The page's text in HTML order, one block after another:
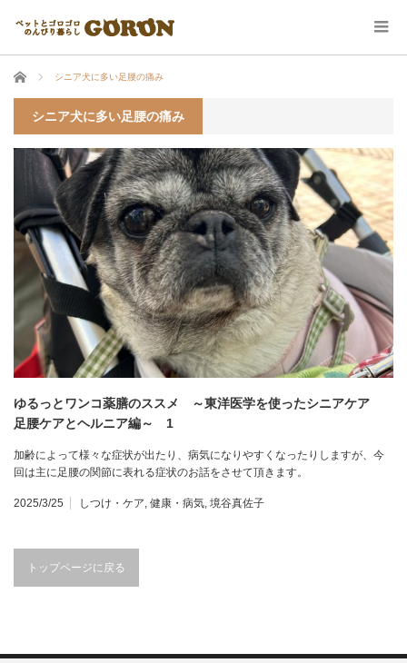
ホーム シニア犬に多い足腰の痛み
シニア犬に多い足腰の痛み
ゆるっとワンコ薬膳のススメ ～東洋医学を使ったシニアケア
足腰ケアとヘルニア編～ 1
加齢によって様々な症状が出たり、病気になりやすくなったりしますが、今
回は主に足腰の関節に表れる症状のお話をさせて頂きます。
2025/3/25 しつけ・ケア, 健康・病気, 境谷真佐子
トップページに戻る